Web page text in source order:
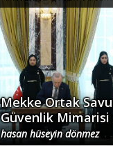
Mekke Ortak
Güvenlik
hasan hüseyin dönmez